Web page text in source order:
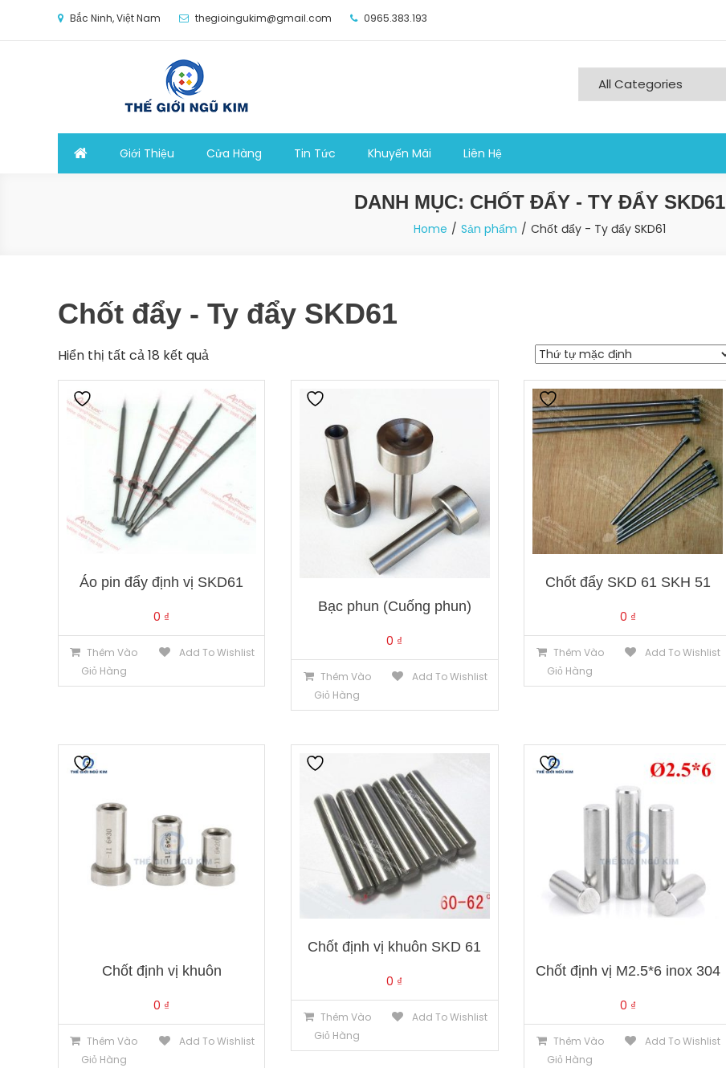
Bắc Ninh, Việt Nam thegioingukim@gmail.com 0965.383.193
Thế Giới Ngũ Kim
Giới Thiệu Cửa Hàng Tin Tức Khuyến Mãi Liên Hệ
DANH MỤC: CHỐT ĐẨY - TY ĐẨY SKD61
Home Sản phẩm Chốt đẩy - Ty đẩy SKD61
Chốt đẩy - Ty đẩy SKD61
Hiển thị tất cả 18 kết quả
Áo pin đẩy định vị SKD61
0 ₫
Thêm Vào
Giỏ Hàng
Add To Wishlist
Bạc phun (Cuống phun)
0 ₫
Thêm Vào
Giỏ Hàng
Add To Wishlist
Chốt đẩy SKD 61 SKH 51
0 ₫
Thêm Vào
Giỏ Hàng
Add To Wishlist
Chốt định vị khuôn
0 ₫
Thêm Vào
Giỏ Hàng
Add To Wishlist
Chốt định vị khuôn SKD 61
0 ₫
Thêm Vào
Giỏ Hàng
Add To Wishlist
Chốt định vị M2.5*6 inox 304
0 ₫
Thêm Vào
Giỏ Hàng
Add To Wishlist